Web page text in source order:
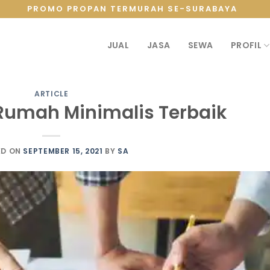
PROMO PROPAN TERMURAH SE-SURABAYA
JUAL JASA SEWA PROFIL
ARTICLE
Minimalis Terbaik
ON SEPTEMBER 15, 2021 BY SA